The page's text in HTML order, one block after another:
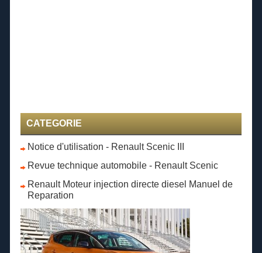
CATEGORIE
Notice d'utilisation - Renault Scenic III
Revue technique automobile - Renault Scenic
Renault Moteur injection directe diesel Manuel de
Reparation